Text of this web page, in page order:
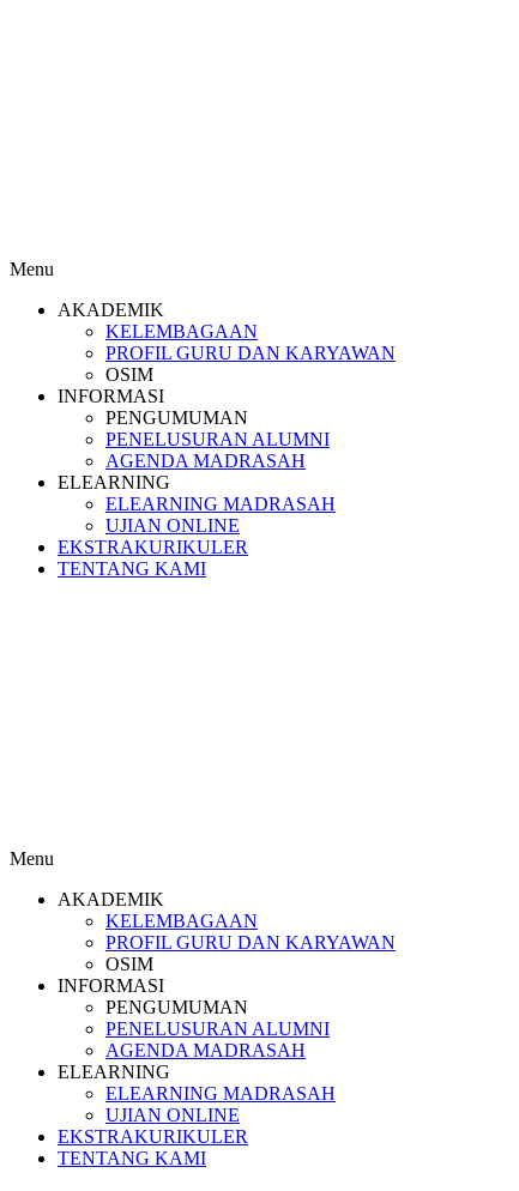
Menu
AKADEMIK
KELEMBAGAAN
PROFIL GURU DAN KARYAWAN
OSIM
INFORMASI
PENGUMUMAN
PENELUSURAN ALUMNI
AGENDA MADRASAH
ELEARNING
ELEARNING MADRASAH
UJIAN ONLINE
EKSTRAKURIKULER
TENTANG KAMI
Menu
AKADEMIK
KELEMBAGAAN
PROFIL GURU DAN KARYAWAN
OSIM
INFORMASI
PENGUMUMAN
PENELUSURAN ALUMNI
AGENDA MADRASAH
ELEARNING
ELEARNING MADRASAH
UJIAN ONLINE
EKSTRAKURIKULER
TENTANG KAMI